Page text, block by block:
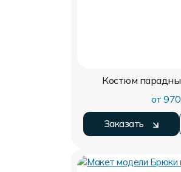
Костюм
от
Заказать